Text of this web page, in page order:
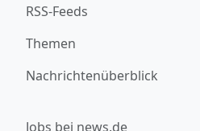
RSS-Feeds
Themen
Nachrichtenüberblick
Jobs bei news.de